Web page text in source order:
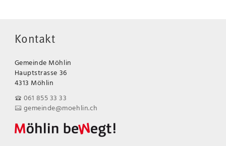
Kontakt
Gemeinde Möhlin
Hauptstrasse 36
4313 Möhlin
061 855 33 33
gemeinde@moehlin.ch